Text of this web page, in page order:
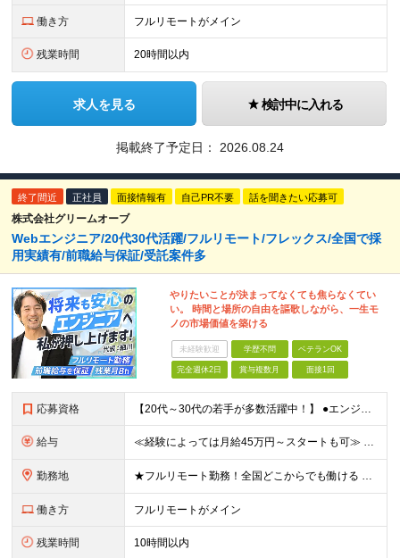
働き方 フルリモートがメイン
残業時間 20時間以内
求人を見る 検討中に入れる
掲載終了予定日： 2026.08.24
終了間近 正社員 面接情報有 自己PR不要 話を聞きたい応募可
株式会社グリームオーブ
Webエンジニア/20代30代活躍/フルリモート/フレックス/全国で採
用実績有/前職給与保証/受託案件多
やりたいことが決まってなくても焦らなくてい
い。 時間と場所の自由を謳歌しながら、一生モ
ノの市場価値を築ける
未経験歓迎 学歴不問 ベテランOK
完全週休2日 賞与複数月 面接1回
応募資格 【20代～30代の若手が多数活躍中！】 ●エンジニアとして何らかの実務経験をお持ちの方 （言語・年数・フェーズは不問です） ●学歴不問 ≪こんな方にピッタリ！≫ ★PL・PMへステップアップしたい、
給与 ≪経験によっては月給45万円～スタートも可≫ ★1年間の昇給で月給2万～4万円UPも可能！ 月給310,000円～444,000円+賞与年2回 ◆PL経験をお持ちの方は ⇒月給450,000円～
勤務地 ★フルリモート勤務！全国どこからでも働ける 【事業所】 東京都品川区西五反田2-24-4 THE CROSS GOTANDA 1F ＼一人にならない！帰属意識を感じながら働ける／ リモートでもメン
働き方 フルリモートがメイン
残業時間 10時間以内